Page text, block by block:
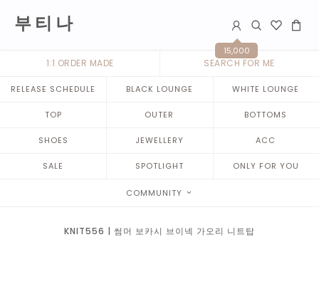
부 티 나
15,000
1:1 ORDER MADE SEARCH FOR ME
RELEASE SCHEDULE BLACK LOUNGE WHITE LOUNGE
TOP OUTER BOTTOMS
SHOES JEWELLERY ACC
SALE SPOTLIGHT ONLY FOR YOU
COMMUNITY
KNIT556 | 썸머 보카시 브이넥 가오리 니트탑